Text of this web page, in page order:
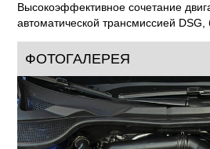
Высокоэффективное сочетание
автоматической трансмиссией DSG,
ФОТОГАЛЕРЕЯ